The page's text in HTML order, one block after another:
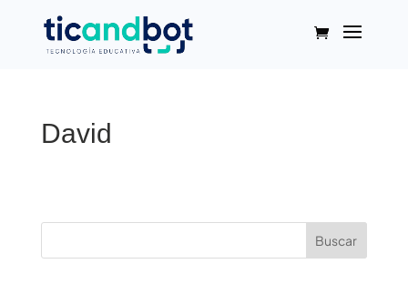
David
Buscar